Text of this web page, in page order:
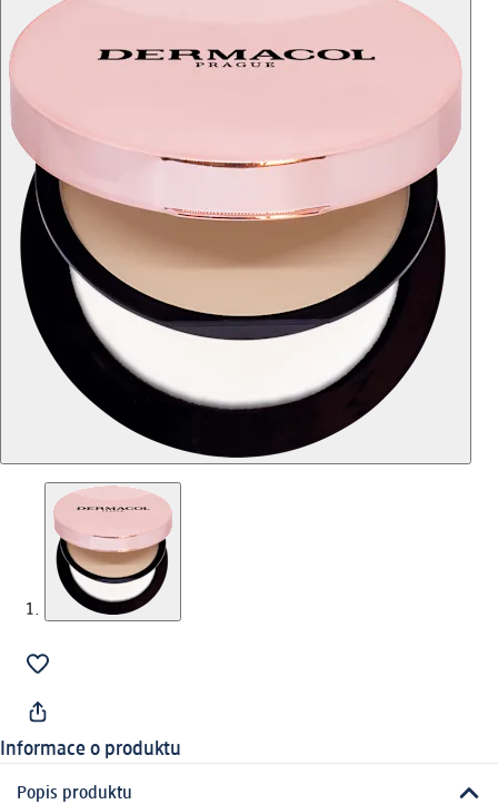
Informace o produktu
Popis produktu